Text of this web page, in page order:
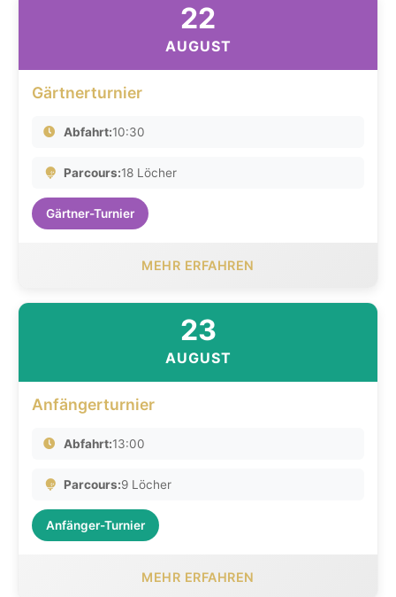
22
AUGUST
Gärtnerturnier
Abfahrt:10:30
Parcours:18 Löcher
Gärtner-Turnier
MEHR ERFAHREN
23
AUGUST
Anfängerturnier
Abfahrt:13:00
Parcours:9 Löcher
Anfänger-Turnier
MEHR ERFAHREN